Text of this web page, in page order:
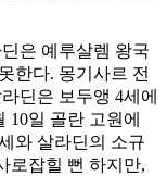
은 예루살렘 왕국
한다. 몽기사르 전
딘은 보두앵 4세에
10일 골란 고원에
와 살라딘의 소규
로잡힐 뻔 하지만,